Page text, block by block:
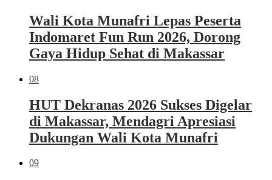
Wali Kota Munafri Lepas Peserta
Indomaret Fun Run 2026, Dorong
Gaya Hidup Sehat di Makassar
08
HUT Dekranas 2026 Sukses Digelar
di Makassar, Mendagri Apresiasi
Dukungan Wali Kota Munafri
09